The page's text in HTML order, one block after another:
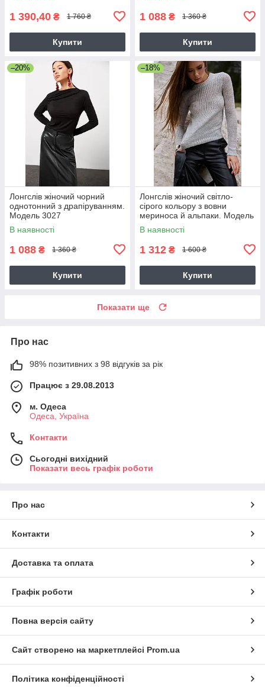
1 390,40 ₴ 1 760 ₴
Купити
1 088 ₴ 1 360 ₴
Купити
–20%
Лонгслів жіночий чорний
однотонний з драпіруванням.
Модель 3027
В наявності
1 088 ₴ 1 360 ₴
Купити
–18%
Лонгслів жіночий світло-
сірого кольору з вовни
мериноса й альпаки. Модель
2777
В наявності
1 312 ₴ 1 600 ₴
Купити
Показати ще
Про нас
98% позитивних з 98 відгуків за рік
Працює з 29.08.2013
м. Одеса
Одеса, Україна
Контакти
Сьогодні вихідний
Показати весь графік роботи
Про нас
Контакти
Доставка та оплата
Графік роботи
Повна версія сайту
Сайт створено на маркетплейсі Prom.ua
Політика конфіденційності